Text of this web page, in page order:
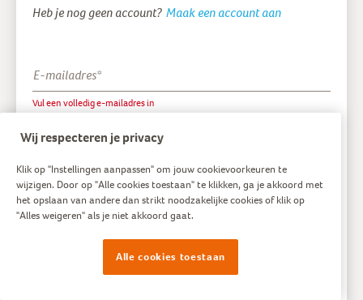
Heb je nog geen account? Maak een account aan
E-mailadres*
Vul een volledig e-mailadres in
Wachtwoord*
Vul hier je wachtwoord in
Onthoud mij
Inloggen
Wij respecteren je privacy
Klik op "Instellingen aanpassen" om jouw cookievoorkeuren te
wijzigen. Door op "Alle cookies toestaan" te klikken, ga je akkoord met
het opslaan van andere dan strikt noodzakelijke cookies of klik op
"Alles weigeren" als je niet akkoord gaat.
Alle cookies toestaan